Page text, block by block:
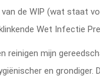
de WIP (wat staat
Wet Infectie
reinigen mijn
en grondiger.